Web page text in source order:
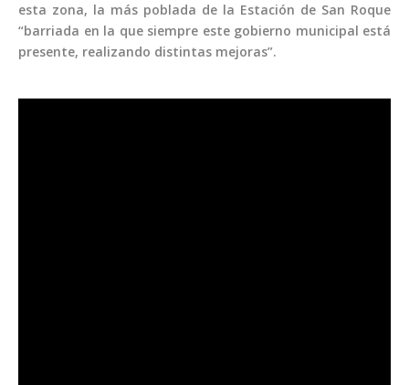
esta zona, la más poblada de la Estación de San Roque
“barriada en la que siempre este gobierno municipal está
presente, realizando distintas mejoras”.